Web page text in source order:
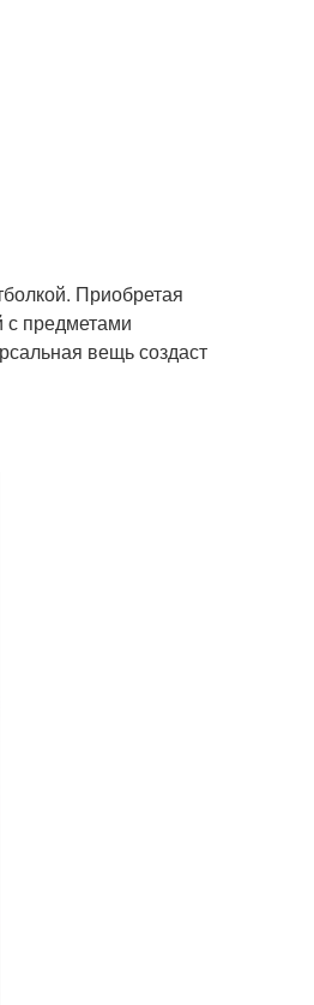
Приобретая
с предметами
вещь создаст